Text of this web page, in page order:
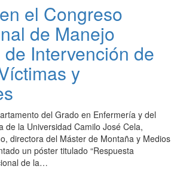
el Congreso
de Manejo
Intervención de
y
del Grado en Enfermería y del
de la Universidad Camilo José Cela,
directora del Máster de Montaña y Medios
un póster titulado “Respuesta
de la…